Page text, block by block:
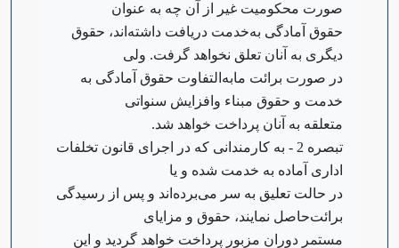
صورت محکومیت غیر از آن چه به عنوان
حقوق آمادگی به‌خدمت دریافت داشته‌اند، حقوق
دیگری به آنان تعلق نخواهد گرفت. ولی
در صورت برائت مابه‌التفاوت حقوق آمادگی به
خدمت و حقوق مبناء و‌افزایش سنواتی
متعلقه به آنان پرداخت خواهد شد.
‌تبصره 2 - به کارمندانی که در اجرای قانون تخلفات
اداری آماده به خدمت شده و یا
در حالت تعلیق به سر می‌برده‌اند و پس از رسیدگی
برائت‌حاصل نمایند، حقوق و مزایای
مستمر دوران مزبور پرداخت خواهد گردید و این